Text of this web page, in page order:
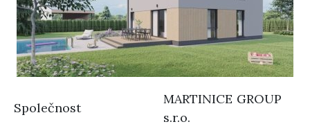
Společnost
MARTINICE GROUP
s.r.o.